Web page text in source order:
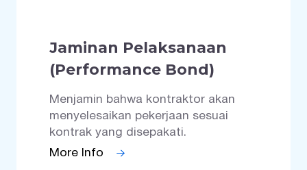
Jaminan Pelaksanaan
(Performance Bond)
Menjamin bahwa kontraktor akan
menyelesaikan pekerjaan sesuai
kontrak yang disepakati.
More Info